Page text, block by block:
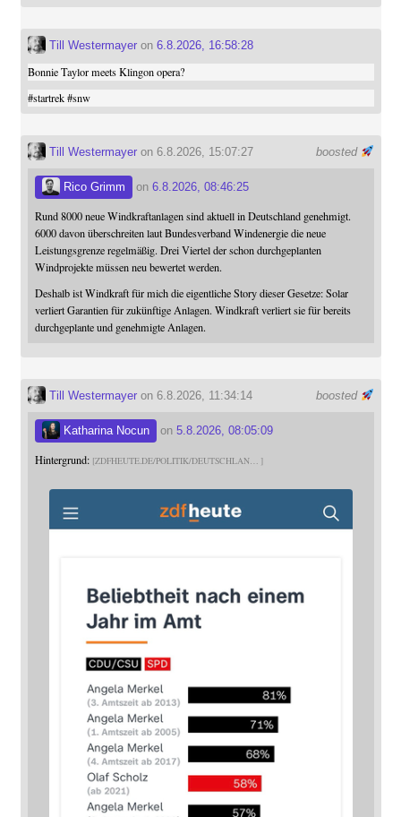
Till Westermayeron 6.8.2026, 16:58:28
Bonnie Taylor meets Klingon opera?
#startrek #snw
boosted
Till Westermayeron 6.8.2026, 15:07:27
Rico Grimm on 6.8.2026, 08:46:25
Rund 8000 neue Windkraftanlagen sind aktuell in Deutschland genehmigt.
6000 davon überschreiten laut Bundesverband Windenergie die neue
Leistungsgrenze regelmäßig. Drei Viertel der schon durchgeplanten
Windprojekte müssen neu bewertet werden.
Deshalb ist Windkraft für mich die eigentliche Story dieser Gesetze: Solar
verliert Garantien für zukünftige Anlagen. Windkraft verliert sie für bereits
durchgeplante und genehmigte Anlagen.
boosted
Till Westermayeron 6.8.2026, 11:34:14
Katharina Nocun on 5.8.2026, 08:05:09
Hintergrund: ZDFHEUTE.DE/POLITIK/DEUTSCHLAN